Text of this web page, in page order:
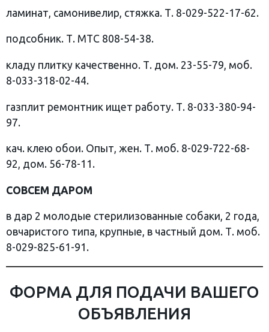
ламинат, самонивелир, стяжка. Т. 8-029-522-17-62.
подсобник. Т. МТС 808-54-38.
кладу плитку качественно. Т. дом. 23-55-79, моб.
8-033-318-02-44.
газплит ремонтник ищет работу. Т. 8-033-380-94-
97.
кач. клею обои. Опыт, жен. Т. моб. 8-029-722-68-
92, дом. 56-78-11.
СОВСЕМ ДАРОМ
в дар 2 молодые стерилизованные собаки, 2 года,
овчаристого типа, крупные, в частный дом. Т. моб.
8-029-825-61-91.
ФОРМА ДЛЯ ПОДАЧИ ВАШЕГО
ОБЪЯВЛЕНИЯ